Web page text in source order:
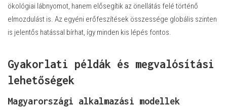
ökológiai lábnyomot, hanem elősegítik az önellátás felé történő
elmozdulást is. Az egyéni erőfeszítések összessége globális szinten
is jelentős hatással bírhat, így minden kis lépés fontos.
Gyakorlati példák és megvalósítási
lehetőségek
Magyarországi alkalmazási modellek